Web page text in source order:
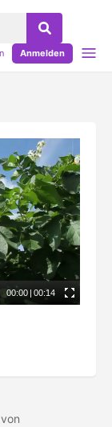
Anmelden
00:00 | 00:14